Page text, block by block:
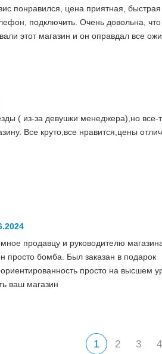
понравился, цена приятная,
подключить. Очень довольна,
этот магазин и он оправдал все
( из-за девушки менеджера),но все-
Все круто,все нравится,цены
продавцу и руководителю
просто бомба. Был заказан в подарок
просто на высшем
ваш магазин
1 2 3 4